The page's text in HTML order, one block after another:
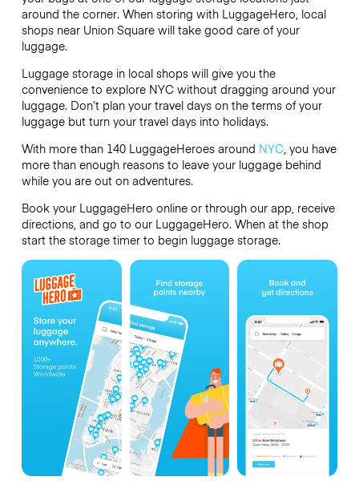
around the corner. When storing with LuggageHero, local
shops near Union Square will take good care of your
luggage.
Luggage storage in local shops will give you the
convenience to explore NYC without dragging around your
luggage. Don’t plan your travel days on the terms of your
luggage but turn your travel days into holidays.
With more than 140 LuggageHeroes around NYC, you have
more than enough reasons to leave your luggage behind
while you are out on adventures.
Book your LuggageHero online or through our app, receive
directions, and go to our LuggageHero. When at the shop
start the storage timer to begin luggage storage.